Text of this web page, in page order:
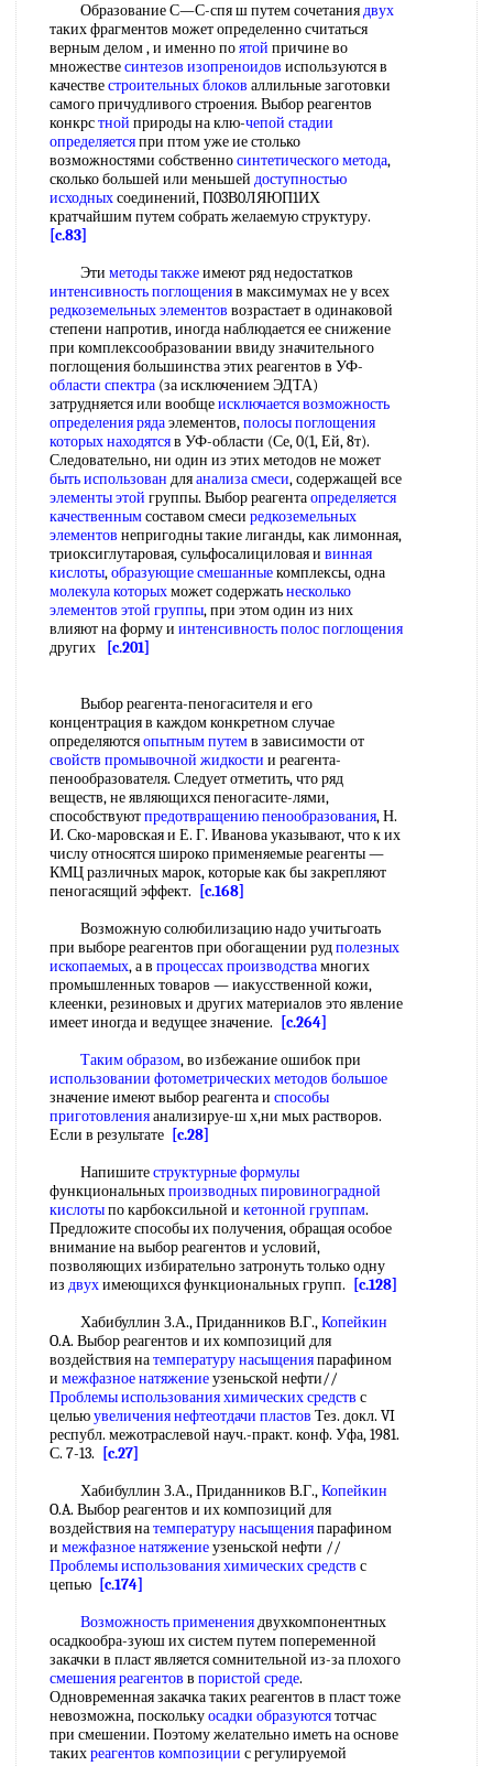
Образование С—С-спя ш путем сочетаниядвух
таких фрагментов может определенно считаться
верным делом , и именно поятой причине во
множествесинтезов изопреноидов используются в
качествестроительных блоков аллильные заготовки
самого причудливого строения. Выбор реагентов
конкрстной природы на клю-чепой стадии
определяетсяпри птом уже ие столько
возможностями собственносинтетического метода,
сколько большей или меньшей доступностью
исходныхсоединений, П03В0ЛЯЮП1ИХ
кратчайшим путем собрать желаемую структуру.
[c.83]
Эти методы такжеимеют ряд недостатков
интенсивность поглощенияв максимумах не у всех
редкоземельных элементов возрастает в одинаковой
степени напротив, иногда наблюдается ее снижение
при комплексообразовании ввиду значительного
поглощения большинства этих реагентов в УФ-
области спектра (за исключением ЭДТА)
затрудняется или вообщеисключается возможность
определения рядаэлементов,полосы поглощения
которых находятсяв УФ-области (Се, 0(1, Ей, 8т).
Следовательно, ни один из этих методов не может
быть использован дляанализа смеси, содержащей все
элементы этой группы. Выбор реагентаопределяется
качественнымсоставом смеси редкоземельных
элементов непригодны такие лиганды, как лимонная,
триоксиглутаровая, сульфосалициловая и винная
кислоты,образующие смешанныекомплексы, одна
молекула которыхможет содержатьнесколько
элементов этой группы, при этом один из них
влияют на форму и интенсивность полос поглощения
других
[c.201]
Выбор реагента-пеногасителя и его
концентрация в каждом конкретном случае
определяютсяопытным путемв зависимости от
свойств промывочной жидкости и реагента-
пенообразователя. Следует отметить, что ряд
веществ, не являющихся пеногасите-лями,
способствуютпредотвращению пенообразования, Н.
И. Ско-маровская и Е. Г. Иванова указывают, что к их
числу относятся широко применяемые реагенты —
КМЦ различных марок, которые как бы закрепляют
пеногасящий эффект.
[c.168]
Возможную солюбилизацию надо учитьгоать
при выборе реагентов при обогащении рудполезных
ископаемых, а в процессах производствамногих
промышленных товаров — иакусственной кожи,
клеенки, резиновых и других материалов это явление
имеет иногда и ведущее значение.
[c.264]
Таким образом, во избежание ошибок при
использовании фотометрическихметодов большое
значение имеют выбор реагента и способы
приготовленияанализируе-ш х,ни мых растворов.
Если в результате [c.28]
Напишитеструктурные формулы
функциональныхпроизводных пировиноградной
кислотыпо карбоксильной и кетонной группам.
Предложите способы их получения, обращая особое
внимание на выбор реагентов и условий,
позволяющих избирательно затронуть только одну
из двухимеющихся функциональных групп.
[c.128]
Хабибуллин З.А., Приданников В.Г.,Копейкин
O.A. Выбор реагентов и их композиций для
воздействия натемпературу насыщенияпарафином
и межфазное натяжениеузеньской нефти//
Проблемы использованияхимических средств с
цельюувеличения нефтеотдачи пластов Тез. докл. VI
республ. межотраслевой науч.-практ. конф. Уфа, 1981.
С. 7-13.
[c.27]
Хабибуллин З.А., Приданников В.Г.,Копейкин
O.A. Выбор реагентов и их композиций для
воздействия натемпературу насыщенияпарафином
и межфазное натяжениеузеньской нефти //
Проблемы использованияхимических средств с
цепью [c.174]
Возможность применениядвухкомпонентных
осадкообра-зуюш их систем путем попеременной
закачки в пласт является сомнительной из-за плохого
смешения реагентов в пористой среде.
Одновременная закачка таких реагентов в пласт тоже
невозможна, посколькуосадки образуютсятотчас
при смешении. Поэтому желательно иметь на основе
такихреагентов композиции с регулируемой